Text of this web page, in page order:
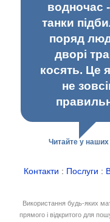
водночас
танки
поряд
дворі
косять. Це
не
Читайте у
Контакти : Послуги :
Використання будь-яких
прямого і відкритого для